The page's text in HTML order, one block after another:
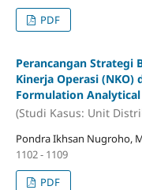
PDF
Perancangan Strategi
Kinerja Operasi
Formulation
(Studi Kasus: Unit
Pondra Ikhsan Nugroho,
1102 - 1109
PDF